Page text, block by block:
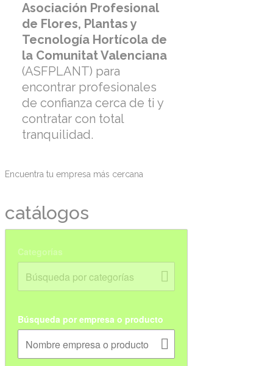
Asociación Profesional
de Flores, Plantas y
Tecnología Hortícola de
la Comunitat Valenciana
(ASFPLANT) para
encontrar profesionales
de confianza cerca de ti y
contratar con total
tranquilidad.
Encuentra tu empresa más cercana
catálogos
Categorías
Búsqueda por empresa o producto